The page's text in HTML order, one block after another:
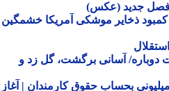
جدید (عکس)
ذخایر موشکی آمریکا خشمگین
آسانی برگشت، گل زد و
دولت با واریزی 4 میلیونی بحساب حقوق کارمندان | آغاز